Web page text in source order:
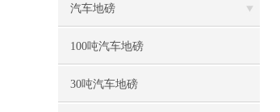
汽车地磅
100吨汽车地磅
30吨汽车地磅